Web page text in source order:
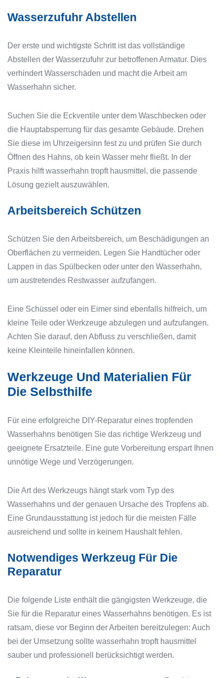
Wasserzufuhr Abstellen
Der erste und wichtigste Schritt ist das vollständige
Abstellen der Wasserzufuhr zur betroffenen Armatur. Dies
verhindert Wasserschäden und macht die Arbeit am
Wasserhahn sicher.
Suchen Sie die Eckventile unter dem Waschbecken oder
die Hauptabsperrung für das gesamte Gebäude. Drehen
Sie diese im Uhrzeigersinn fest zu und prüfen Sie durch
Öffnen des Hahns, ob kein Wasser mehr fließt. In der
Praxis hilft wasserhahn tropft hausmittel, die passende
Lösung gezielt auszuwählen.
Arbeitsbereich Schützen
Schützen Sie den Arbeitsbereich, um Beschädigungen an
Oberflächen zu vermeiden. Legen Sie Handtücher oder
Lappen in das Spülbecken oder unter den Wasserhahn,
um austretendes Restwasser aufzufangen.
Eine Schüssel oder ein Eimer sind ebenfalls hilfreich, um
kleine Teile oder Werkzeuge abzulegen und aufzufangen.
Achten Sie darauf, den Abfluss zu verschließen, damit
keine Kleinteile hineinfallen können.
Werkzeuge Und Materialien Für
Die Selbsthilfe
Für eine erfolgreiche DIY-Reparatur eines tropfenden
Wasserhahns benötigen Sie das richtige Werkzeug und
geeignete Ersatzteile. Eine gute Vorbereitung erspart Ihnen
unnötige Wege und Verzögerungen.
Die Art des Werkzeugs hängt stark vom Typ des
Wasserhahns und der genauen Ursache des Tropfens ab.
Eine Grundausstattung ist jedoch für die meisten Fälle
ausreichend und sollte in keinem Haushalt fehlen.
Notwendiges Werkzeug Für Die
Reparatur
Die folgende Liste enthält die gängigsten Werkzeuge, die
Sie für die Reparatur eines Wasserhahns benötigen. Es ist
ratsam, diese vor Beginn der Arbeiten bereitzulegen: Auch
bei der Umsetzung sollte wasserhahn tropft hausmittel
sauber und professionell berücksichtigt werden.